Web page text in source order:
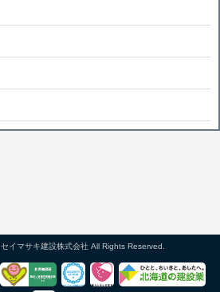
イマサキ建設株式会社 All Rights Reserved.